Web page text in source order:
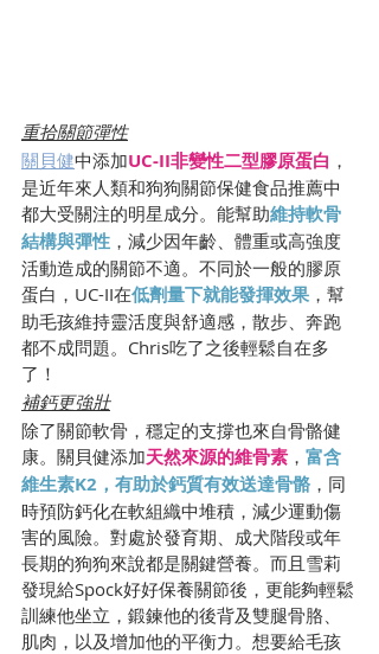
重拾關節彈性
關貝健中添加UC-II非變性二型膠原蛋白 ，
是近年來人類和狗狗關節保健食品推薦中
都大受關注的明星成分。能幫助維持軟骨
結構與彈性 ，減少因年齡、體重或高強度
活動造成的關節不適。不同於一般的膠原
蛋白，UC-II在低劑量下就能發揮效果 ，幫
助毛孩維持靈活度與舒適感，散步、奔跑
都不成問題。Chris吃了之後輕鬆自在多
了！
補鈣更強壯
除了關節軟骨，穩定的支撐也來自骨骼健
康。關貝健添加天然來源的維骨素 ， 富含
維生素K2，有助於鈣質有效送達骨骼 ，同
時預防鈣化在軟組織中堆積，減少運動傷
害的風險。對處於發育期、成犬階段或年
長期的狗狗來說都是關鍵營養。而且雪莉
發現給Spock好好保養關節後，更能夠輕鬆
訓練他坐立，鍛鍊他的後背及雙腿骨胳、
肌肉，以及增加他的平衡力。想要給毛孩